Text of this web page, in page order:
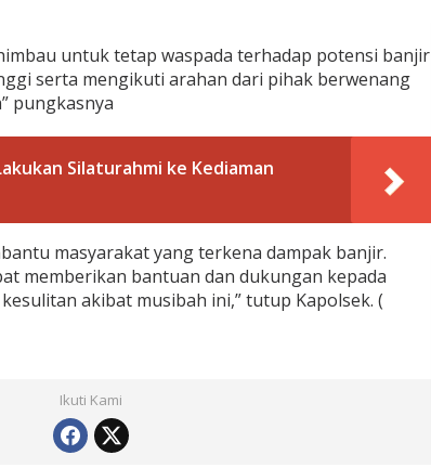
untuk tetap waspada terhadap potensi banjir
serta mengikuti arahan dari pihak berwenang
pungkasnya
Silaturahmi ke Kediaman
masyarakat yang terkena dampak banjir.
memberikan bantuan dan dukungan kepada
akibat musibah ini,” tutup Kapolsek. (
Ikuti Kami